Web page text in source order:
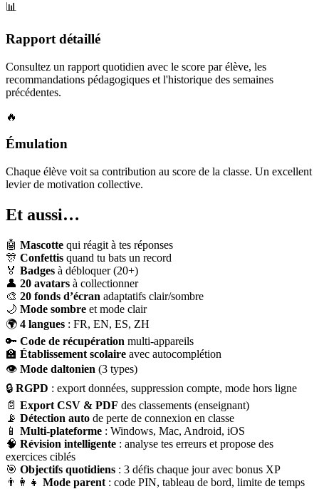
📊
Rapport détaillé
Consultez un rapport quotidien avec le score par élève, les
recommandations pédagogiques et l'historique des semaines
précédentes.
🔥
Émulation
Chaque élève voit sa contribution au score de la classe. Un excellent
levier de motivation collective.
Et aussi…
🤖 Mascotte qui réagit à tes réponses
🎊 Confettis quand tu bats un record
🏅 Badges à débloquer (20+)
👤 20 avatars à collectionner
🎨 20 fonds d’écran adaptatifs clair/sombre
🌙 Mode sombre et mode clair
🌍 4 langues : FR, EN, ES, ZH
🔑 Code de récupération multi-appareils
🏫 Établissement scolaire avec autocomplétion
👁 Mode daltonien (3 types)
🔒 RGPD : export données, suppression compte, mode hors ligne
📄 Export CSV & PDF des classements (enseignant)
📡 Détection auto de perte de connexion en classe
📱 Multi-plateforme : Windows, Mac, Android, iOS
🧠 Révision intelligente : analyse tes erreurs et propose des
exercices ciblés
🎯 Objectifs quotidiens : 3 défis chaque jour avec bonus XP
👨‍👩‍👧 Mode parent : code PIN, tableau de bord, limite de temps